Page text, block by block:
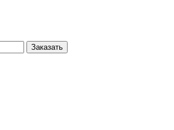
Заказать